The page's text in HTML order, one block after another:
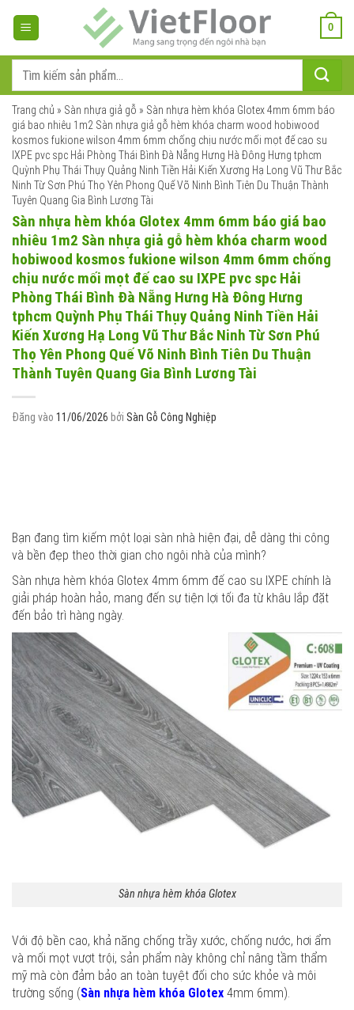
dung
0
kiếm:
Trang chủ » Sàn nhựa giả gỗ » Sàn nhựa hèm khóa Glotex 4mm 6mm báo
giá bao nhiêu 1m2 Sàn nhựa giả gỗ hèm khóa charm wood hobiwood
kosmos fukione wilson 4mm 6mm chống chịu nước mối mọt đế cao su
IXPE pvc spc Hải Phòng Thái Bình Đà Nẵng Hưng Hà Đông Hưng tphcm
Quỳnh Phụ Thái Thụy Quảng Ninh Tiền Hải Kiến Xương Hạ Long Vũ Thư Bắc
Ninh Từ Sơn Phú Thọ Yên Phong Quế Võ Ninh Bình Tiên Du Thuận Thành
Tuyên Quang Gia Bình Lương Tài
Sàn nhựa hèm khóa Glotex 4mm 6mm báo giá bao
nhiêu 1m2 Sàn nhựa giả gỗ hèm khóa charm wood
hobiwood kosmos fukione wilson 4mm 6mm chống
chịu nước mối mọt đế cao su IXPE pvc spc Hải
Phòng Thái Bình Đà Nẵng Hưng Hà Đông Hưng
tphcm Quỳnh Phụ Thái Thụy Quảng Ninh Tiền Hải
Kiến Xương Hạ Long Vũ Thư Bắc Ninh Từ Sơn Phú
Thọ Yên Phong Quế Võ Ninh Bình Tiên Du Thuận
Thành Tuyên Quang Gia Bình Lương Tài
Đăng vào 11/06/2026 bởi Sàn Gỗ Công Nghiệp
Bạn đang tìm kiếm một loại sàn nhà hiện đại, dễ dàng thi công
và bền đẹp theo thời gian cho ngôi nhà của mình?
Sàn nhựa hèm khóa Glotex 4mm 6mm đế cao su IXPE chính là
giải pháp hoàn hảo, mang đến sự tiện lợi tối đa từ khâu lắp đặt
đến bảo trì hàng ngày.
Sàn nhựa hèm khóa Glotex
Với độ bền cao, khả năng chống trầy xước, chống nước, hơi ẩm
và mối mọt vượt trội, sản phẩm này không chỉ nâng tầm thẩm
mỹ mà còn đảm bảo an toàn tuyệt đối cho sức khỏe và môi
trường sống (Sàn nhựa hèm khóa Glotex 4mm 6mm).